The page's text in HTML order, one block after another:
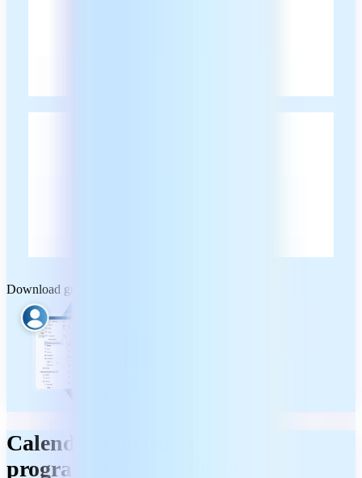
Download gratuito
Calendario per una
programmazione efficiente